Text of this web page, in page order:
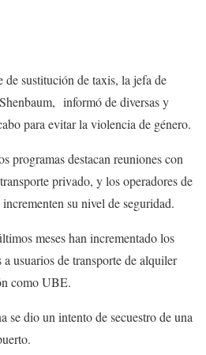
de sustitución de taxis, la jefa de
informó de diversas y
para evitar la violencia de género.
programas destacan reuniones con
privado, y los operadores de
su nivel de seguridad.
meses han incrementado los
a usuarios de transporte de alquiler
como UBE.
se dio un intento de secuestro de una